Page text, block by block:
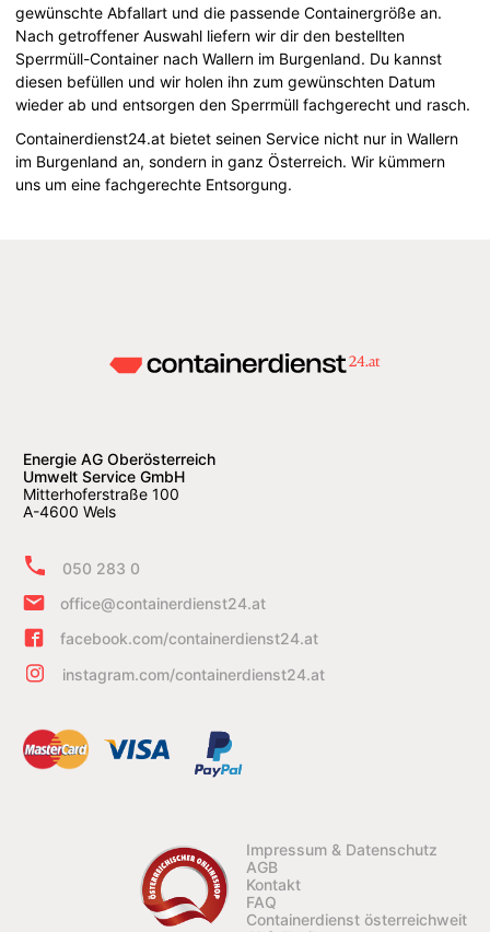
gewünschte Abfallart und die passende Containergröße an.
Nach getroffener Auswahl liefern wir dir den bestellten
Sperrmüll-Container nach Wallern im Burgenland. Du kannst
diesen befüllen und wir holen ihn zum gewünschten Datum
wieder ab und entsorgen den Sperrmüll fachgerecht und rasch.
Containerdienst24.at bietet seinen Service nicht nur in Wallern
im Burgenland an, sondern in ganz Österreich. Wir kümmern
uns um eine fachgerechte Entsorgung.
Energie AG Oberösterreich
Umwelt Service GmbH
Mitterhoferstraße 100
A-4600 Wels
050 283 0
office@containerdienst24.at
facebook.com/containerdienst24.at
instagram.com/containerdienst24.at
Impressum & Datenschutz
AGB
Kontakt
FAQ
Containerdienst österreichweit